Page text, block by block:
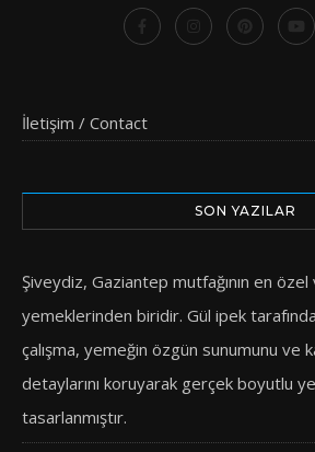
İletişim / Contact
SON YAZILAR
Şiveydiz, Gaziantep mutfağının en özel
yemeklerinden biridir. Gül ipek
çalışma, yemeğin özgün sunumunu ve
detaylarını koruyarak gerçek boyutlu
tasarlanmıştır.